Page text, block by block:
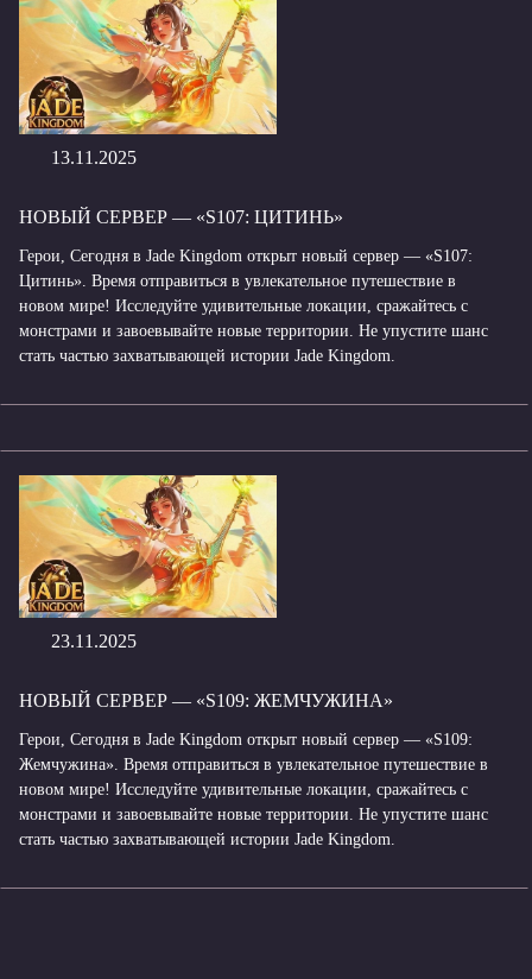
13.11.2025
НОВЫЙ СЕРВЕР — «S107: ЦИТИНЬ»
Герои, Сегодня в Jade Kingdom открыт новый сервер — «S107:
Цитинь». Время отправиться в увлекательное путешествие в
новом мире! Исследуйте удивительные локации, сражайтесь с
монстрами и завоевывайте новые территории. Не упустите шанс
стать частью захватывающей истории Jade Kingdom.
23.11.2025
НОВЫЙ СЕРВЕР — «S109: ЖЕМЧУЖИНА»
Герои, Сегодня в Jade Kingdom открыт новый сервер — «S109:
Жемчужина». Время отправиться в увлекательное путешествие в
новом мире! Исследуйте удивительные локации, сражайтесь с
монстрами и завоевывайте новые территории. Не упустите шанс
стать частью захватывающей истории Jade Kingdom.